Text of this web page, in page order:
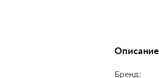
Описание
Бренд: